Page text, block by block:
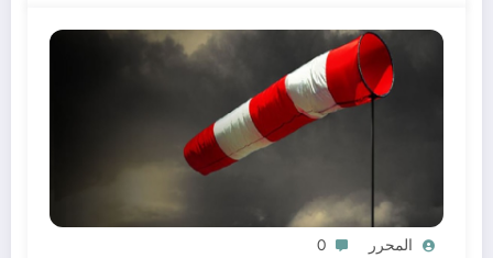
المحرر 0